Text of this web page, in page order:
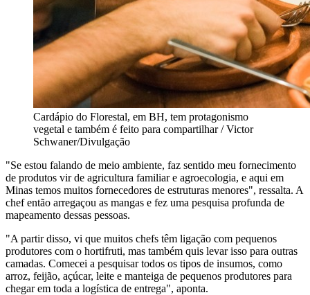
Cardápio do Florestal, em BH, tem protagonismo
vegetal e também é feito para compartilhar / Victor
Schwaner/Divulgação
"Se estou falando de meio ambiente, faz sentido meu fornecimento
de produtos vir de agricultura familiar e agroecologia, e aqui em
Minas temos muitos fornecedores de estruturas menores", ressalta. A
chef então arregaçou as mangas e fez uma pesquisa profunda de
mapeamento dessas pessoas.
"A partir disso, vi que muitos chefs têm ligação com pequenos
produtores com o hortifruti, mas também quis levar isso para outras
camadas. Comecei a pesquisar todos os tipos de insumos, como
arroz, feijão, açúcar, leite e manteiga de pequenos produtores para
chegar em toda a logística de entrega", aponta.